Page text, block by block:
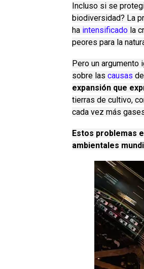
Incluso si se
biodiversidad? La
ha intensificado la
peores para la
Pero un argumento
sobre las causas
expansión que
tierras de cultivo,
cada vez más
Estos problemas
ambientales